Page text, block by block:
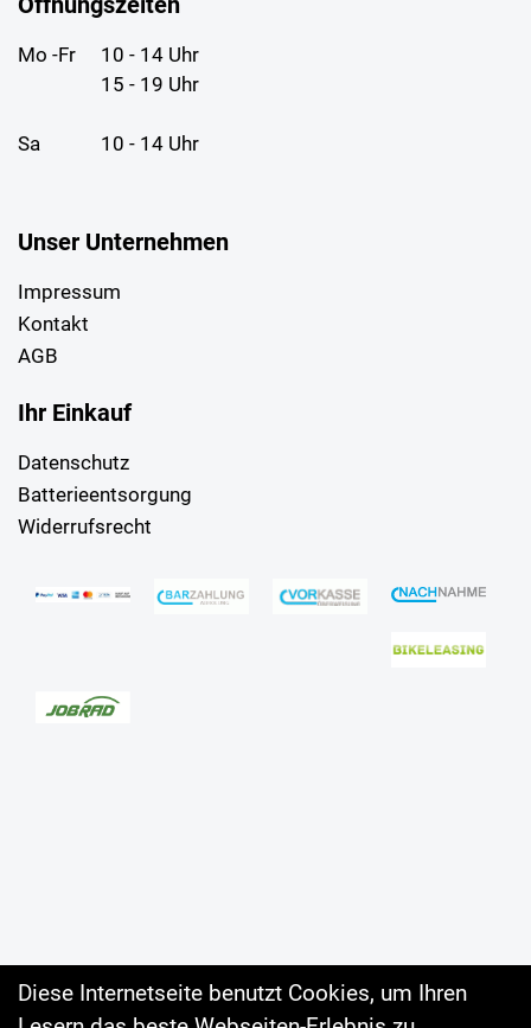
Mo -Fr
10 - 14 Uhr
15 - 19 Uhr
Sa 10 - 14 Uhr
Unser Unternehmen
Impressum
Kontakt
AGB
Ihr Einkauf
Datenschutz
Batterieentsorgung
Widerrufsrecht
Diese Internetseite benutzt Cookies, um Ihren